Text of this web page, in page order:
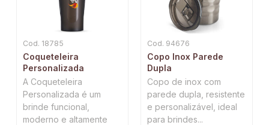
Cod. 18785
Coqueteleira
Personalizada
A Coqueteleira
Personalizada é um
brinde funcional,
moderno e altamente
Cod. 94676
Copo Inox Parede
Dupla
Copo de inox com
parede dupla, resistente
e personalizável, ideal
para brindes...